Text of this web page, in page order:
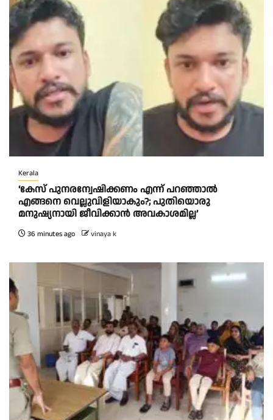
Kerala
‘കേസ് പുനരന്വേഷിക്കണം എന്ന് പറഞ്ഞാൽ
എങ്ങനെ വെല്ലുവിളിയാകും?; പുതിയൊരു
മനുഷ്യനായി ജീവിക്കാൻ അവകാശമില്ല’
36 minutes ago vinaya k